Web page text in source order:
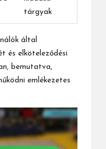
tárgyak
által
és elköteleződési
bemutatva,
emlékezetes